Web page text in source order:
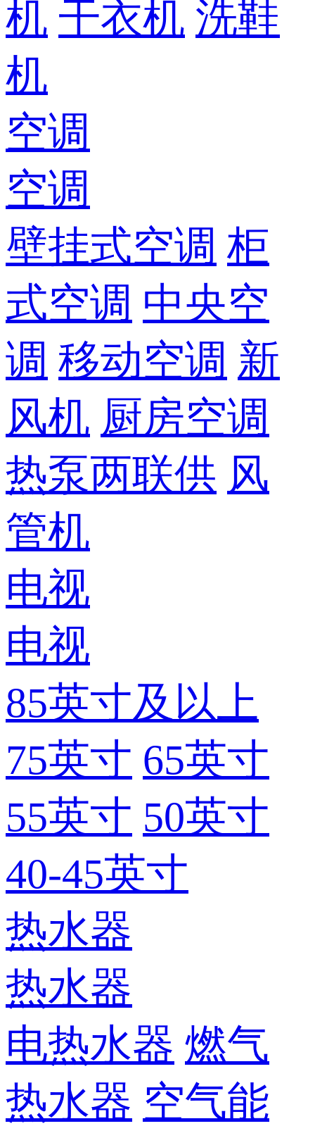
机 干衣机 洗鞋
机
空调
空调
壁挂式空调 柜
式空调 中央空
调 移动空调 新
风机 厨房空调
热泵两联供 风
管机
电视
电视
85英寸及以上
75英寸 65英寸
55英寸 50英寸
40-45英寸
热水器
热水器
电热水器 燃气
热水器 空气能